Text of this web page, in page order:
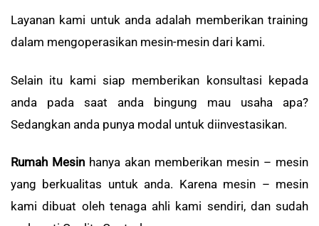
Layanan kami untuk anda adalah memberikan training
dalam mengoperasikan mesin-mesin dari kami.
Selain itu kami siap memberikan konsultasi kepada
anda pada saat anda bingung mau usaha apa?
Sedangkan anda punya modal untuk diinvestasikan.
Rumah Mesin hanya akan memberikan mesin – mesin
yang berkualitas untuk anda. Karena mesin – mesin
kami dibuat oleh tenaga ahli kami sendiri, dan sudah